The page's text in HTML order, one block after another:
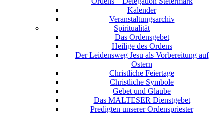
Kalender
Veranstaltungsarchiv
Spiritualität
Das Ordensgebet
Heilige des Ordens
Der Leidensweg Jesu als Vorbereitung auf
Ostern
Christliche Feiertage
Christliche Symbole
Gebet und Glaube
Das MALTESER Dienstgebet
Predigten unserer Ordenspriester